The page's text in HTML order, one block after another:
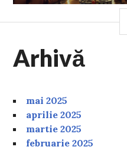
Arhivă
mai 2025
aprilie 2025
martie 2025
februarie 2025